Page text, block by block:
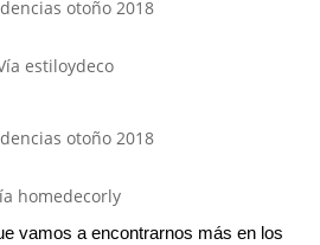
estiloydeco
homedecorly
vamos a encontrarnos más en los